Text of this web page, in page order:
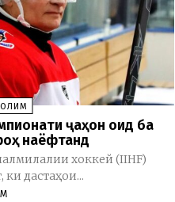
ҷаҳон оид ба
наёфтанд
хоккей (IIHF)
дастаҳои...